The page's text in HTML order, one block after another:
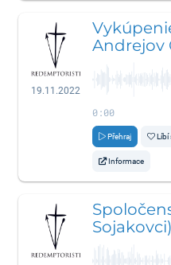
19.11.2022
Andrejov
0:00
Přehraj Líbí
Informace
Sojakovci)